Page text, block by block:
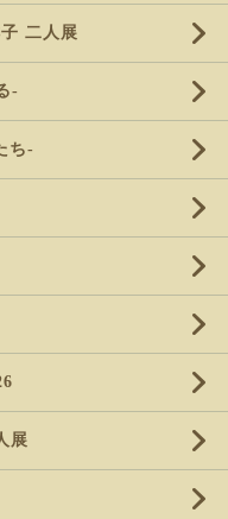
二人展
-
ち-
展